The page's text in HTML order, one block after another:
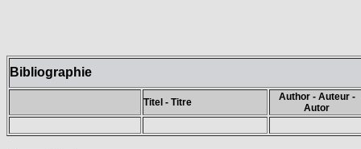
Bibliographie
Titel - Titre
Author - Auteur -
Autor